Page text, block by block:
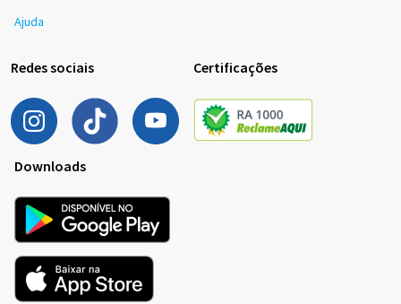
Ajuda
Redes sociais Certificações
Downloads